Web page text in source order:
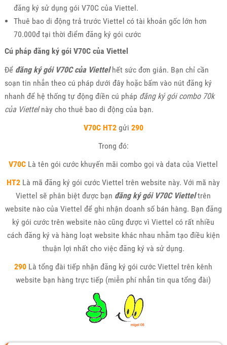
đăng ký sử dụng gói V70C của Viettel.
Thuê bao di động trả trước Viettel có tài khoản gốc lớn hơn
70.000đ tại thời điểm đăng ký gói cước
Cú pháp đăng ký gói V70C của Viettel
Để đăng ký gói V70C của Viettelhết sức đơn giản. Bạn chỉ cần
soạn tin nhắn theo cú pháp dưới đây hoặc bấm vào nút đăng ký
nhanh để hệ thống tự động điền cú pháp đăng ký gói combo 70k
của Viettelnày cho thuê bao di động của bạn.
V70C HT2gửi 290
Trong đó:
V70C Là tên gói cước khuyến mãi combo gọi và data của Viettel
HT2 Là mã đăng ký gói cước Viettel trên website này. Với mã này
Viettel sẽ phân biệt được bạn đăng ký gói V70C Vietteltrên
website nào của Viettel để ghi nhận doanh số bán hàng. Bạn đăng
ký gói cước trên website nào cũng được vì Viettel có rất nhiều
cách đăng ký và hàng loạt website khác nhau nhằm tạo điều kiện
thuận lợi nhất cho việc đăng ký và sử dụng.
290 Là tổng đài tiếp nhận đăng ký gói cước Viettel trên kênh
website bạn hàng trực tiếp (miễn phí nhắn tin qua tổng đài)